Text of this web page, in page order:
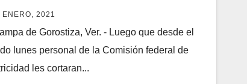
ENERO, 2021
de Gorostiza, Ver. - Luego que desde el
lunes personal de la Comisión federal de
les cortaran...